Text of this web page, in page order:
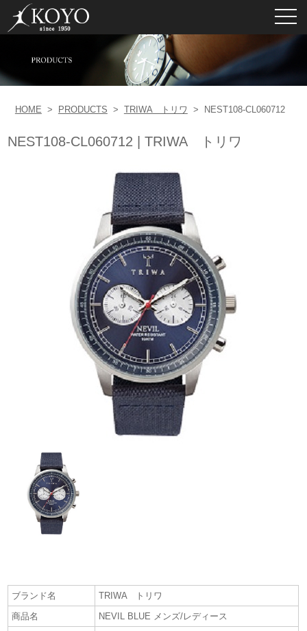
HOME > PRODUCTS > TRIWA トリワ > NEST108-CL060712
NEST108-CL060712 | TRIWA トリワ
ブランド名
TRIWA トリワ
商品名
NEVIL BLUE メンズ/レディース